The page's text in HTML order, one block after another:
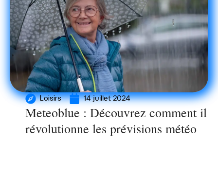
Loisirs 14 juillet 2024
Meteoblue : Découvrez comment il
révolutionne les prévisions météo